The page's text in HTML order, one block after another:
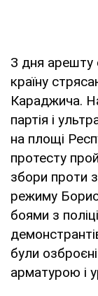
З дня арешту
країну
Караджича.
партія і
на площі
протесту
збори проти
режиму
боями з
були
арматурою і